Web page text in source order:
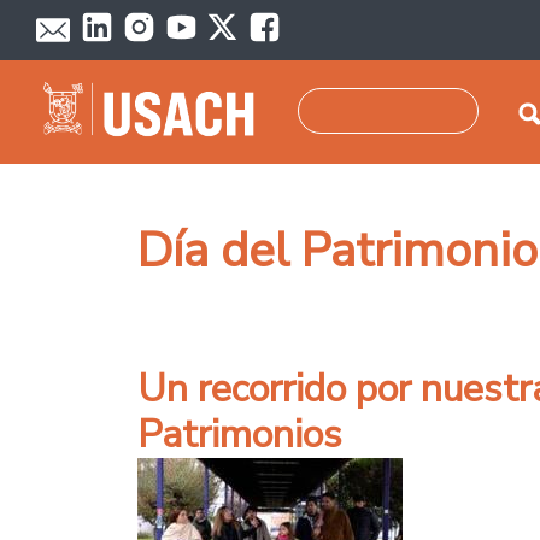
Pasar al contenido principal
Día del
Un recorrido por
Patrimonios